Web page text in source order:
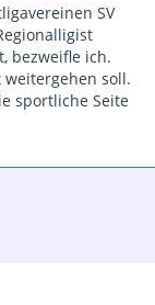
SV
bezweifle ich.
soll.
sportliche Seite